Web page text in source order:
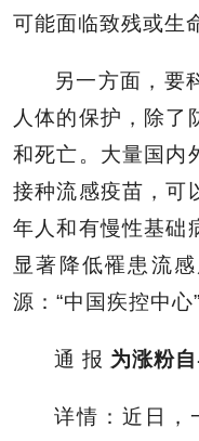
可能面临致残或生
另一方面，要
人体的保护，除了
和死亡。大量国内
接种流感疫苗，可
年人和有慢性基础
显著降低罹患流
源：“中国疾控中心
通 报 为涨粉
详情：近日，